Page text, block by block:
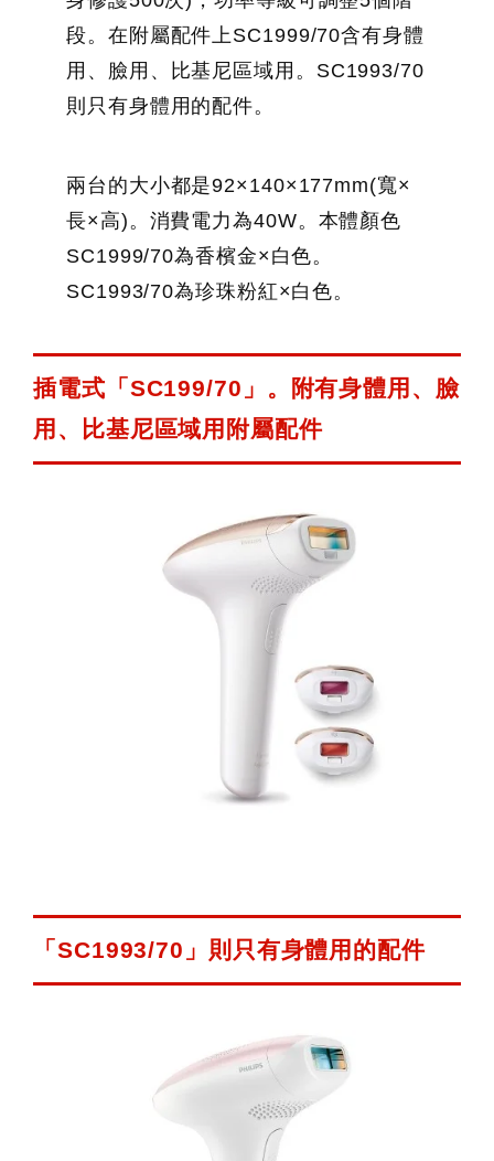
段。在附屬配件上SC1999/70含有身體
用、臉用、比基尼區域用。SC1993/70
則只有身體用的配件。
兩台的大小都是92×140×177mm(寬×
長×高)。消費電力為40W。本體顏色
SC1999/70為香檳金×白色。
SC1993/70為珍珠粉紅×白色。
插電式「SC199/70」。附有身體用、臉
用、比基尼區域用附屬配件
「SC1993/70」則只有身體用的配件